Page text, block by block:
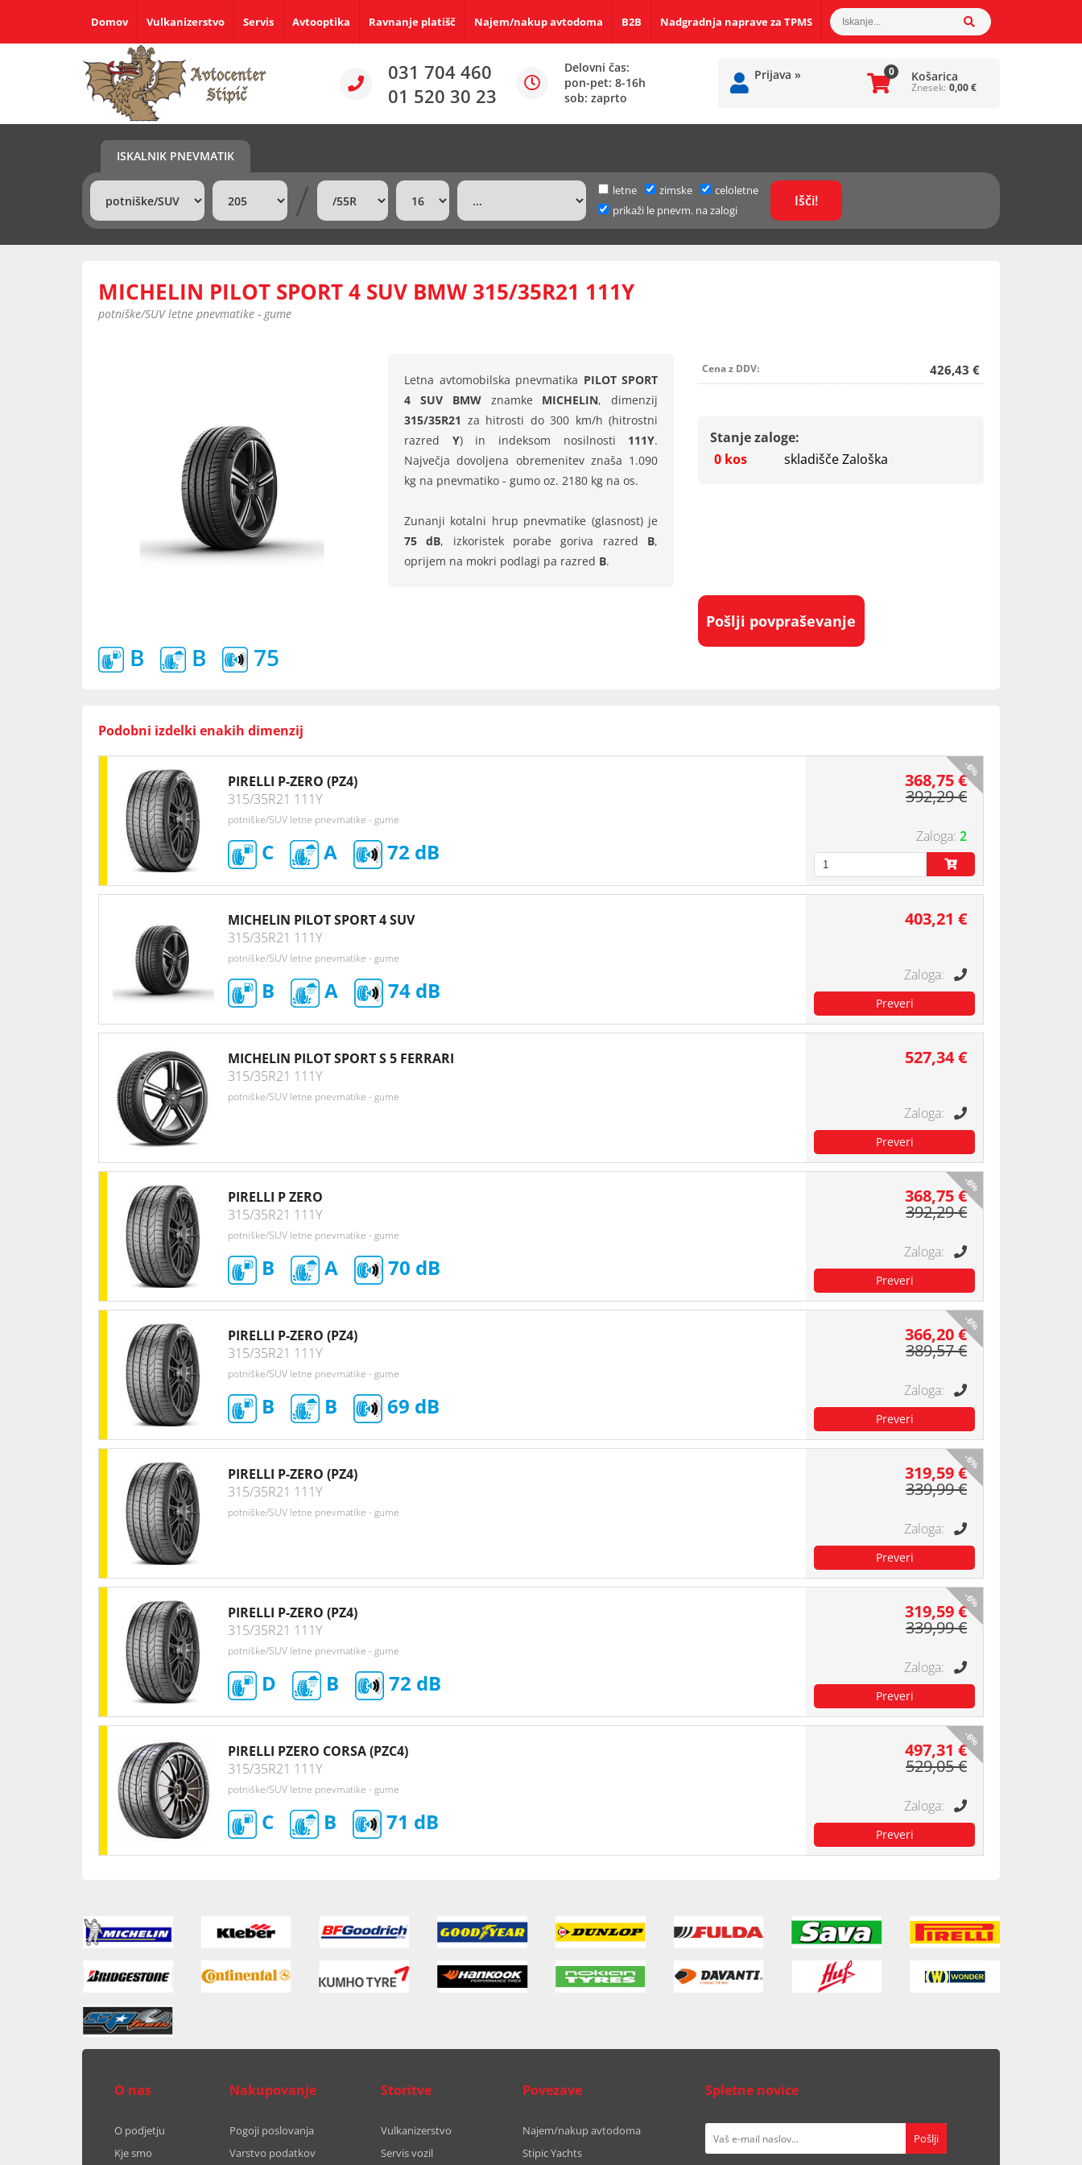
Domov Vulkanizerstvo Servis Avtooptika Ravnanje platišč Najem/nakup avtodoma B2B Nadgradnja naprave za TPMS
031 704 460
01 520 30 23
Delovni čas:
pon-pet: 8-16h
sob: zaprto
Prijava » Košarica
0
Znesek: 0,00€
ISKALNIK PNEVMATIK
/ letne zimske
celoletne
prikaži le pnevm. na zalogi
MICHELIN PILOT SPORT 4 SUV BMW 315/35R21 111Y
potniške/SUV letne pnevmatike - gume
Letna avtomobilska pnevmatika PILOT SPORT
4 SUV BMWznamke MICHELIN, dimenzij
315/35R21 za hitrosti do 300 km/h (hitrostni
razred Y) in indeksom nosilnosti 111Y.
Največja dovoljena obremenitev znaša 1.090
kg na pnevmatiko - gumo oz. 2180 kg na os.
Zunanji kotalni hrup pnevmatike (glasnost) je
75 dB, izkoristek porabe goriva razred B,
oprijem na mokri podlagi pa razred B.
Cena z DDV: 426,43 €
Stanje zaloge:
0 kos
skladišče Zaloška
Pošlji povpraševanje
B B 75
Podobni izdelki enakih dimenzij
-6%
PIRELLI P-ZERO (PZ4)
315/35R21 111Y
potniške/SUV letne pnevmatike - gume
C A 72
368,75 €
392,29 €
2
MICHELIN PILOT SPORT 4 SUV
315/35R21 111Y
potniške/SUV letne pnevmatike - gume
B A 74
403,21 €
MICHELIN PILOT SPORT S 5 FERRARI
315/35R21 111Y
potniške/SUV letne pnevmatike - gume
527,34 €
-6%
PIRELLI P ZERO
315/35R21 111Y
potniške/SUV letne pnevmatike - gume
B A 70
368,75 €
392,29 €
-6%
PIRELLI P-ZERO (PZ4)
315/35R21 111Y
potniške/SUV letne pnevmatike - gume
B B 69
366,20 €
389,57 €
-6%
PIRELLI P-ZERO (PZ4)
315/35R21 111Y
potniške/SUV letne pnevmatike - gume
319,59 €
339,99 €
-6%
PIRELLI P-ZERO (PZ4)
315/35R21 111Y
potniške/SUV letne pnevmatike - gume
D B 72
319,59 €
339,99 €
-6%
PIRELLI PZERO CORSA (PZC4)
315/35R21 111Y
potniške/SUV letne pnevmatike - gume
C B 71
497,31 €
529,05 €
O nas
O podjetju
Kje smo
Nakupovanje
Pogoji poslovanja
Varstvo podatkov
Storitve
Vulkanizerstvo
Servis vozil
Povezave
Najem/nakup avtodoma
Stipic Yachts
Spletne novice